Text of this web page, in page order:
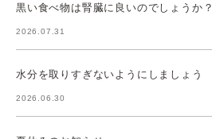
黒い食べ物は腎臓に良いのでしょうか？
2026.07.31
水分を取りすぎないようにしましょう
2026.06.30